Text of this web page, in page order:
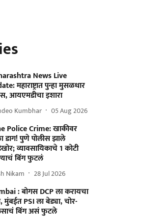
News Live
महाराष्ट्रात पुन्हा मुसळधार
आयएमडीचा इशारा
Kumbhar 05 Aug 2026
Police Crime: खाकीवर
डाग! पुणे पोलीस झाले
व्यावसायिकाचे 1 कोटी
बिंग फुटलं
Nikam 28 Jul 2026
: बोगस DCP ला करायचा
मुंबईत PSI ला बेड्या, चोर-
बिंग असं फुटले